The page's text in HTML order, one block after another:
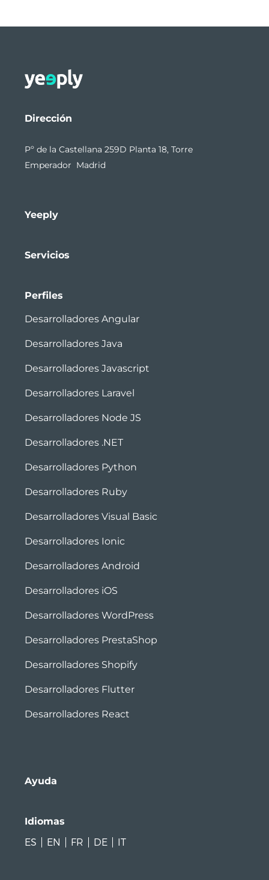
Dirección
Pº de la Castellana 259D Planta 18, Torre
Emperador Madrid
Yeeply
Servicios
Perfiles
Desarrolladores Angular
Desarrolladores Java
Desarrolladores Javascript
Desarrolladores Laravel
Desarrolladores Node JS
Desarrolladores .NET
Desarrolladores Python
Desarrolladores Ruby
Desarrolladores Visual Basic
Desarrolladores Ionic
Desarrolladores Android
Desarrolladores iOS
Desarrolladores WordPress
Desarrolladores PrestaShop
Desarrolladores Shopify
Desarrolladores Flutter
Desarrolladores React
Ayuda
Idiomas
ES
EN FR DE IT